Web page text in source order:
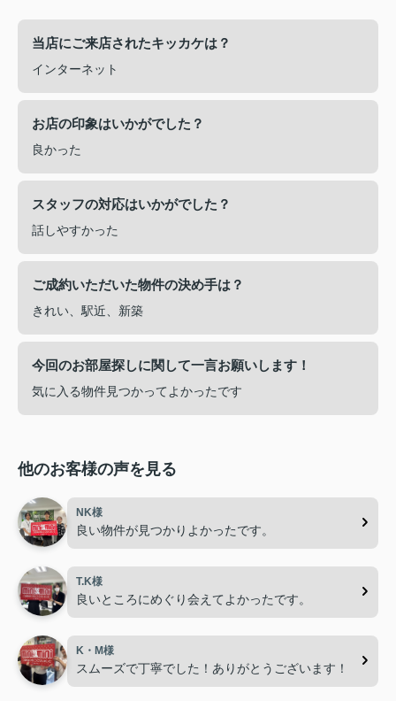
当店にご来店されたキッカケは？
インターネット
お店の印象はいかがでした？
良かった
スタッフの対応はいかがでした？
話しやすかった
ご成約いただいた物件の決め手は？
きれい、駅近、新築
今回のお部屋探しに関して一言お願いします！
気に入る物件見つかってよかったです
他のお客様の声を見る
NK様
良い物件が見つかりよかったです。
T.K様
良いところにめぐり会えてよかったです。
K・M様
スムーズで丁寧でした！ありがとうございます！